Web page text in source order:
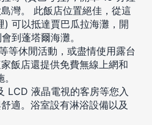
灣。 此飯店位置絕佳，從這
可以抵達賈巴瓜拉海灘，開
到蓬塔爾海灘。
等休閒活動，或盡情使用露台
飯店還提供免費無線上網和
LCD 液晶電視的客房等您入
適。浴室設有淋浴設備以及